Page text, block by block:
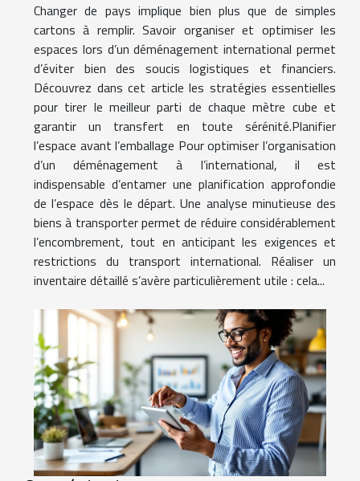
Changer de pays implique bien plus que de simples
cartons à remplir. Savoir organiser et optimiser les
espaces lors d’un déménagement international permet
d’éviter bien des soucis logistiques et financiers.
Découvrez dans cet article les stratégies essentielles
pour tirer le meilleur parti de chaque mètre cube et
garantir un transfert en toute sérénité.Planifier
l’espace avant l’emballage Pour optimiser l’organisation
d’un déménagement à l’international, il est
indispensable d’entamer une planification approfondie
de l’espace dès le départ. Une analyse minutieuse des
biens à transporter permet de réduire considérablement
l’encombrement, tout en anticipant les exigences et
restrictions du transport international. Réaliser un
inventaire détaillé s’avère particulièrement utile : cela...